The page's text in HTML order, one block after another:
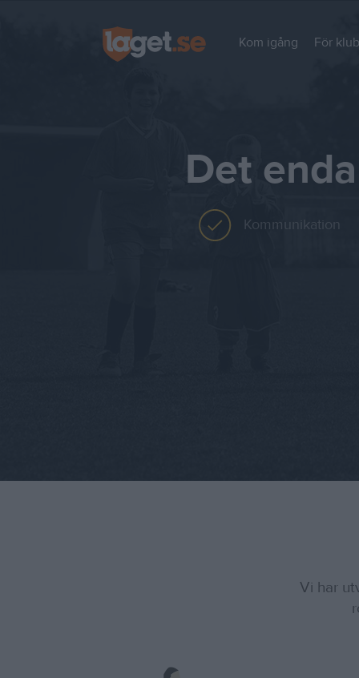
Kom igång För
Det
Kommunikation
Vi har